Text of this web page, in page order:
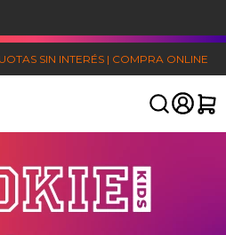
SIN INTERÉS | COMPRA ONLINE